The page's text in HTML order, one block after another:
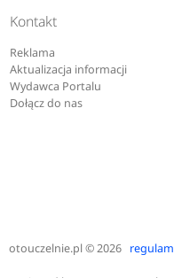
Kontakt
Reklama
Aktualizacja informacji
Wydawca Portalu
Dołącz do nas
otouczelnie.pl© 2026